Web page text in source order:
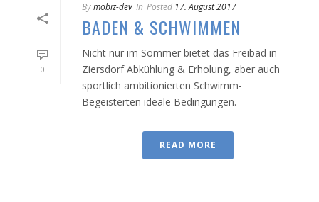
0
Bymobiz-dev In Posted 17. August 2017
BADEN & SCHWIMMEN
Nicht nur im Sommer bietet das Freibad in
Ziersdorf Abkühlung & Erholung, aber auch
sportlich ambitionierten Schwimm-
Begeisterten ideale Bedingungen.
READ MORE